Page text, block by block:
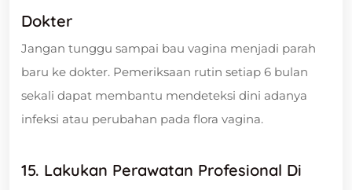
Dokter
Jangan tunggu sampai bau vagina menjadi parah
baru ke dokter. Pemeriksaan rutin setiap 6 bulan
sekali dapat membantu mendeteksi dini adanya
infeksi atau perubahan pada flora vagina.
15. Lakukan Perawatan Profesional Di